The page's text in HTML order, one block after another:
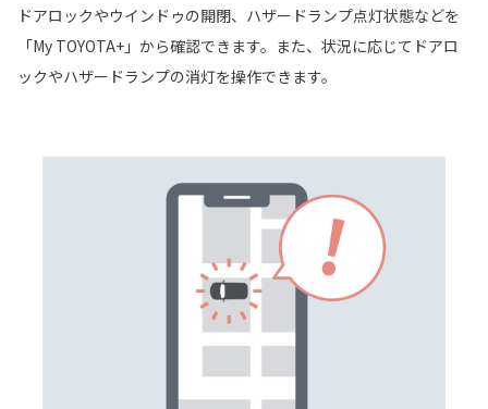
ドアロックやウインドゥの開閉、ハザードランプ点灯状態などを
「My TOYOTA+」から確認できます。また、状況に応じてドアロ
ックやハザードランプの消灯を操作できます。